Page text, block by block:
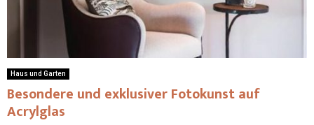
Haus und Garten
Besondere und exklusiver Fotokunst auf
Acrylglas